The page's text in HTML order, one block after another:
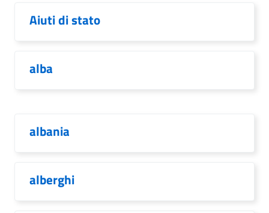
Aiuti di stato
alba
albania
alberghi